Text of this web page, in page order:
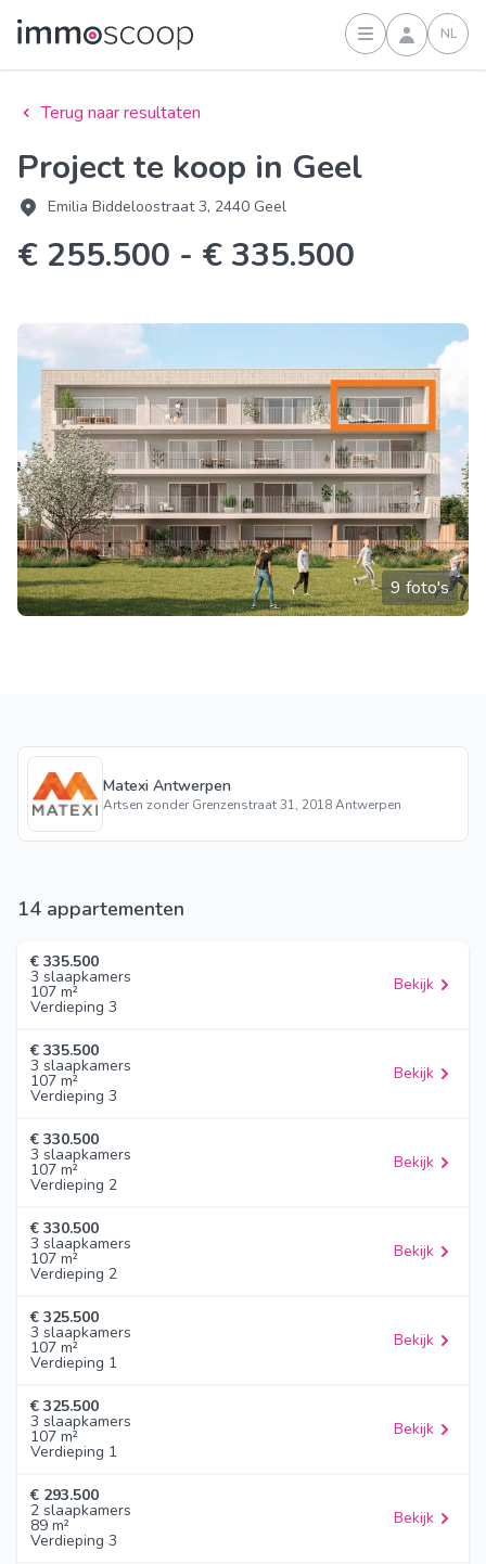
Inloggen
NL
Terug naar resultaten
Project te koop in Geel
Emilia Biddeloostraat 3, 2440 Geel
€ 255.500 - € 335.500
9 foto's
Matexi Antwerpen
Artsen zonder Grenzenstraat 31, 2018 Antwerpen
14 appartementen
€ 335.500
3 slaapkamers
107 m²
Verdieping 3
Bekijk
€ 335.500
3 slaapkamers
107 m²
Verdieping 3
Bekijk
€ 330.500
3 slaapkamers
107 m²
Verdieping 2
Bekijk
€ 330.500
3 slaapkamers
107 m²
Verdieping 2
Bekijk
€ 325.500
3 slaapkamers
107 m²
Verdieping 1
Bekijk
€ 325.500
3 slaapkamers
107 m²
Verdieping 1
Bekijk
€ 293.500
2 slaapkamers
89 m²
Verdieping 3
Bekijk